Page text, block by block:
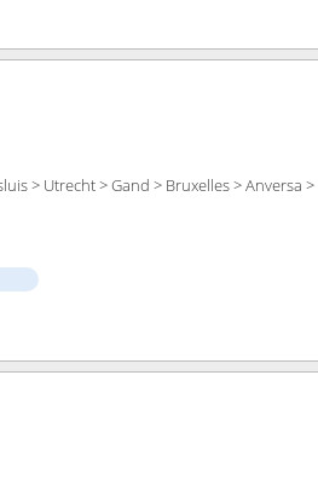
> Utrecht > Gand > Bruxelles > Anversa >